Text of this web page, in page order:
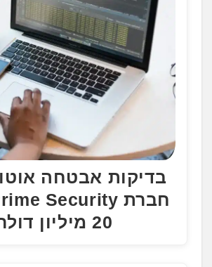
בדיקות אבטחה
20 מיליון דולר